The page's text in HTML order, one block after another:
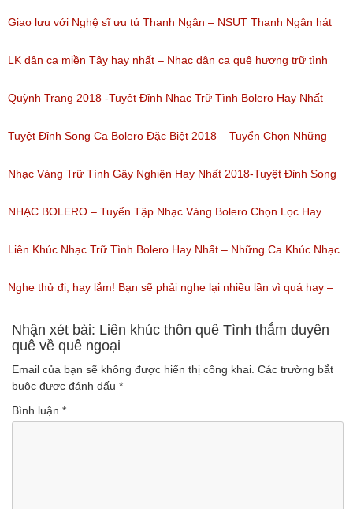
nghe: 193)
Giao lưu với Nghệ sĩ ưu tú Thanh Ngân – NSUT Thanh Ngân hát
Bolero
(Lượt nghe: 80)
LK dân ca miền Tây hay nhất – Nhạc dân ca quê hương trữ tình
miền tây hay nhất
(Lượt nghe: 184)
Quỳnh Trang 2018 -Tuyệt Đỉnh Nhạc Trữ Tình Bolero Hay Nhất
Của Quỳnh Trang 2018
(Lượt nghe: 155)
Tuyệt Đỉnh Song Ca Bolero Đặc Biệt 2018 – Tuyển Chọn Những
Bài Hát Song Ca Nhạc Vàng Bolero Hay Nhất
(Lượt nghe: 218)
Nhạc Vàng Trữ Tình Gây Nghiện Hay Nhất 2018-Tuyệt Đỉnh Song
Ca Thiên Quang Quỳnh Trang Ngọt Ngào
(Lượt nghe: 219)
NHẠC BOLERO – Tuyển Tập Nhạc Vàng Bolero Chọn Lọc Hay
Nhất / Tuyệt Đỉnh Bolero
(Lượt nghe: 99)
Liên Khúc Nhạc Trữ Tình Bolero Hay Nhất – Những Ca Khúc Nhạc
Vàng Trữ Tình Hay Nhất 2018
(Lượt nghe: 75)
Nghe thử đi, hay lắm! Bạn sẽ phải nghe lại nhiều lần vì quá hay –
Nhạc miền Tây đặc sắc
(Lượt nghe: 46)
Nhận xét bài: Liên khúc thôn quê Tình thắm duyên
quê về quê ngoại
Email của bạn sẽ không được hiển thị công khai. Các trường bắt
buộc được đánh dấu *
Bình luận *